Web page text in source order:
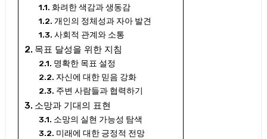
화려한 색감과 생동감
개인의 정체성과 자아 발견
사회적 관계와 소통
목표 달성을 위한 지침
명확한 목표 설정
자신에 대한 믿음 강화
주변 사람들과 협력하기
소망과 기대의 표현
소망의 실현 가능성 탐색
미래에 대한 긍정적 전망